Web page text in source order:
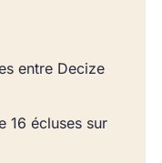
entre Decize
16 écluses sur